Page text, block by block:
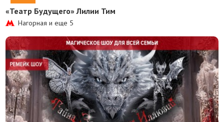
«Театр Будущего» Лилии Тим
Нагорная и еще 5